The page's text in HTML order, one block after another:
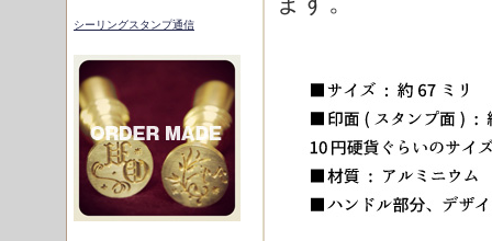
シーリングスタンプ通信